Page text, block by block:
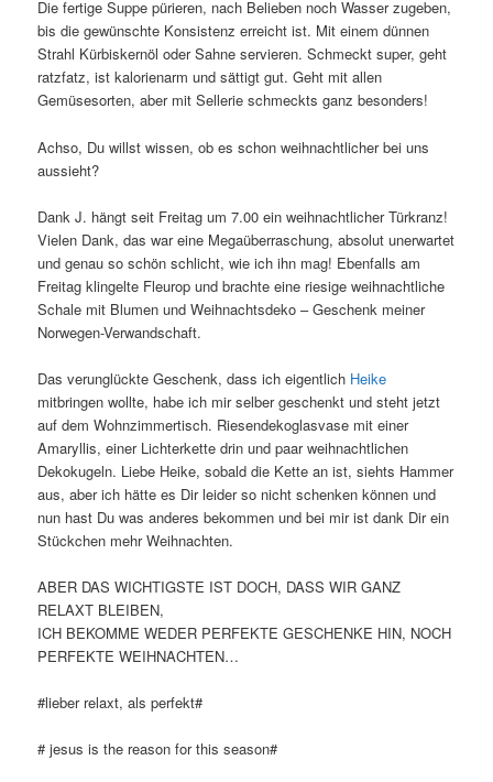
Die fertige Suppe pürieren, nach Belieben noch Wasser zugeben,
bis die gewünschte Konsistenz erreicht ist. Mit einem dünnen
Strahl Kürbiskernöl oder Sahne servieren. Schmeckt super, geht
ratzfatz, ist kalorienarm und sättigt gut. Geht mit allen
Gemüsesorten, aber mit Sellerie schmeckts ganz besonders!
Achso, Du willst wissen, ob es schon weihnachtlicher bei uns
aussieht?
Dank J. hängt seit Freitag um 7.00 ein weihnachtlicher Türkranz!
Vielen Dank, das war eine Megaüberraschung, absolut unerwartet
und genau so schön schlicht, wie ich ihn mag! Ebenfalls am
Freitag klingelte Fleurop und brachte eine riesige weihnachtliche
Schale mit Blumen und Weihnachtsdeko – Geschenk meiner
Norwegen-Verwandschaft.
Das verunglückte Geschenk, dass ich eigentlich Heike
mitbringen wollte, habe ich mir selber geschenkt und steht jetzt
auf dem Wohnzimmertisch. Riesendekoglasvase mit einer
Amaryllis, einer Lichterkette drin und paar weihnachtlichen
Dekokugeln. Liebe Heike, sobald die Kette an ist, siehts Hammer
aus, aber ich hätte es Dir leider so nicht schenken können und
nun hast Du was anderes bekommen und bei mir ist dank Dir ein
Stückchen mehr Weihnachten.
ABER DAS WICHTIGSTE IST DOCH, DASS WIR GANZ
RELAXT BLEIBEN,
ICH BEKOMME WEDER PERFEKTE GESCHENKE HIN, NOCH
PERFEKTE WEIHNACHTEN…
#lieber relaxt, als perfekt#
# jesus is the reason for this season#